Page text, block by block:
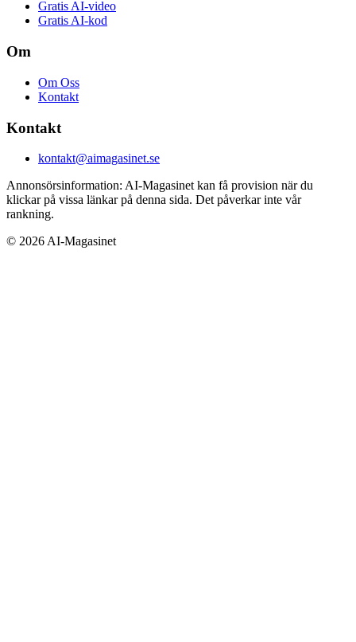
Gratis AI-video
Gratis AI-kod
Om
Om Oss
Kontakt
Kontakt
kontakt@aimagasinet.se
Annonsörsinformation: AI-Magasinet kan få provision när du
klickar på vissa länkar på denna sida. Det påverkar inte vår
rankning.
© 2026 AI-Magasinet